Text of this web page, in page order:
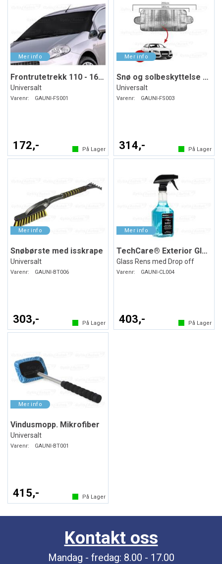
Frontrutetrekk 110 - 160 x 75 cm
Universalt
Varenr: GAUNI-FS001
172,- På Lager
Snø og solbeskyttelse 230 x 85 cm
Universalt
Varenr: GAUNI-FS003
314,- På Lager
Snøbørste med isskrape
Universalt
Varenr: GAUNI-BT006
303,- På Lager
TechCare® Exterior Glass Cleaner
Glass Rens med Drop off
Varenr: GAUNI-CL004
403,- På Lager
Vindusmopp. Mikrofiber
Universalt
Varenr: GAUNI-BT001
415,- På Lager
Kontakt oss
Mandag - fredag: 8.00 - 17.00